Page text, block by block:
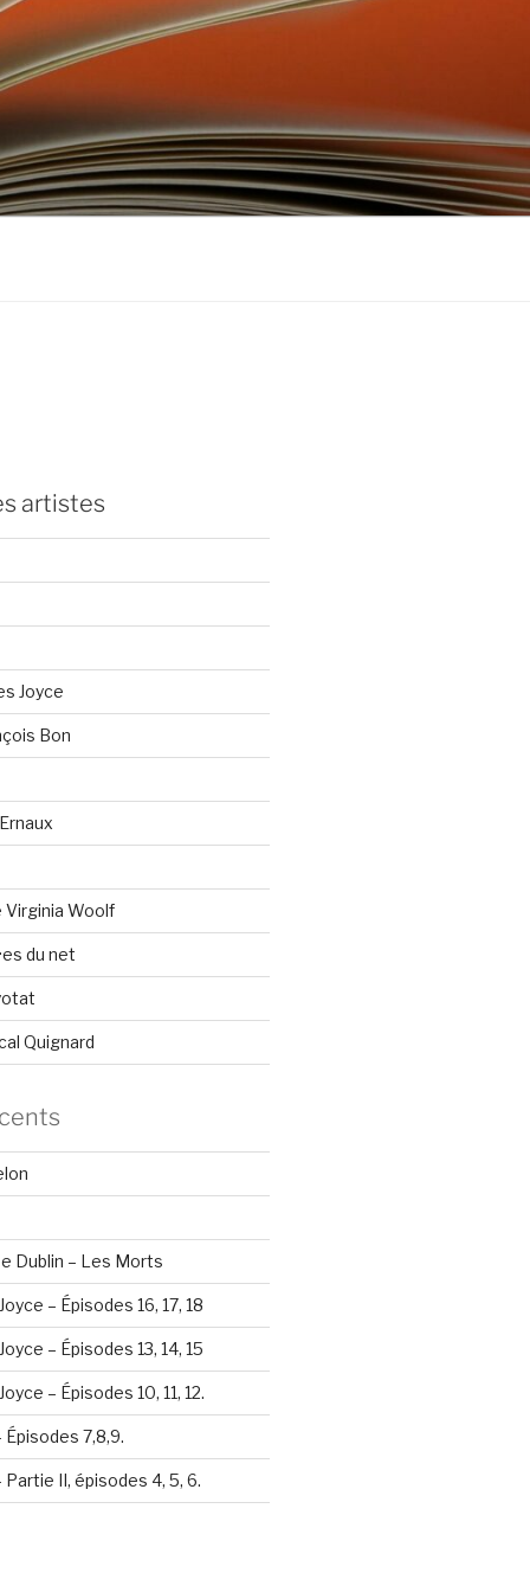
artistes
Joyce
Bon
Virginia Woolf
du net
Quignard
Dublin – Les Morts
– Épisodes 16, 17, 18
– Épisodes 13, 14, 15
– Épisodes 10, 11, 12.
Épisodes 7,8,9.
Partie II, épisodes 4, 5, 6.